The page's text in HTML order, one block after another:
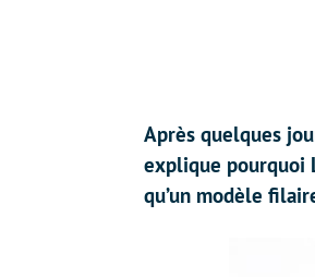
Après quelques
explique pourquoi
qu’un modèle